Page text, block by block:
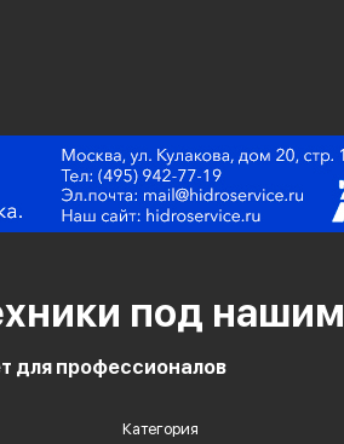
под нашим
для профессионалов
Категория